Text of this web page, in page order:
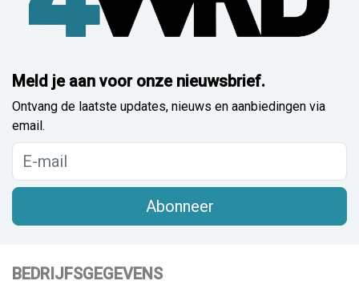
Meld je aan voor onze nieuwsbrief.
Ontvang de laatste updates, nieuws en aanbiedingen via
email.
Abonneer
BEDRIJFSGEGEVENS